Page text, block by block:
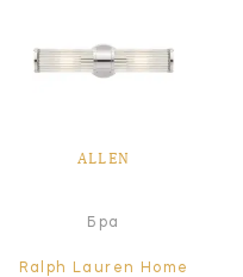
ALLEN
Бра
Ralph Lauren Home